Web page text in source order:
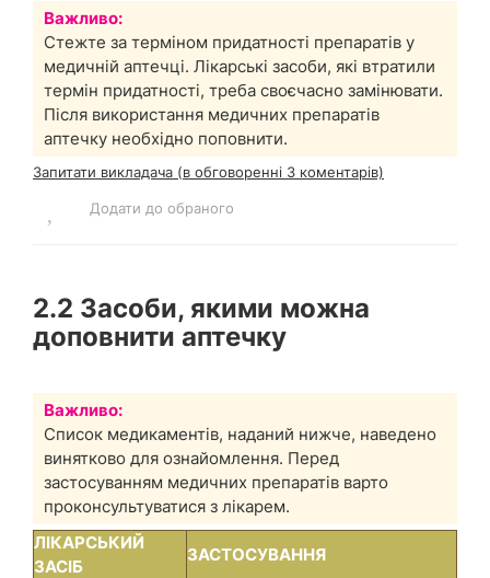
Важливо:
Стежте за терміном придатності препаратів у
медичній аптечці. Лікарські засоби, які втратили
термін придатності, треба своєчасно замінювати.
Після використання медичних препаратів
аптечку необхідно поповнити.
Запитати викладача (в обговоренні 3 коментарів)
Додати до обраного
2.2 Засоби, якими можна
доповнити аптечку
Важливо:
Список медикаментів, наданий нижче, наведено
винятково для ознайомлення. Перед
застосуванням медичних препаратів варто
проконсультуватися з лікарем.
ЛІКАРСЬКИЙ
ЗАСІБ
ЗАСТОСУВАННЯ